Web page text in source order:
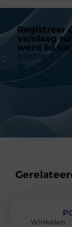
Registreer
vandaag
word lid
platform
Winkelen